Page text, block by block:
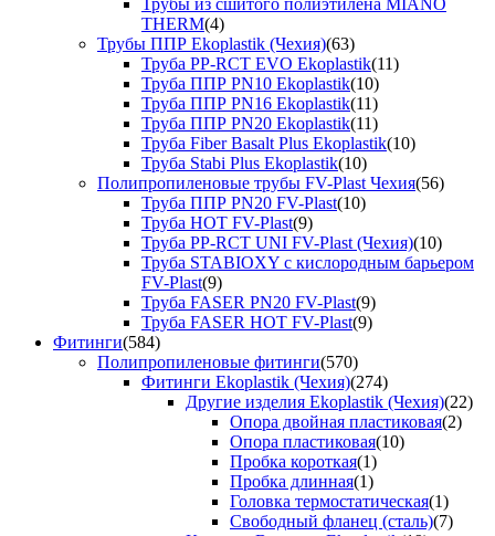
Трубы из сшитого полиэтилена MIANO
THERM(4)
Трубы ППР Ekoplastik (Чехия)(63)
Труба PP-RCT EVO Ekoplastik(11)
Труба ППР PN10 Ekoplastik(10)
Труба ППР PN16 Ekoplastik(11)
Труба ППР PN20 Ekoplastik(11)
Труба Fiber Basalt Plus Ekoplastik(10)
Труба Stabi Plus Ekoplastik(10)
Полипропиленовые трубы FV-Plast Чехия(56)
Труба ППР PN20 FV-Plast(10)
Труба HOT FV-Plast(9)
Труба PP-RCT UNI FV-Plast (Чехия)(10)
Труба STABIOXY с кислородным барьером
FV-Plast(9)
Труба FASER PN20 FV-Plast(9)
Труба FASER HOT FV-Plast(9)
Фитинги(584)
Полипропиленовые фитинги(570)
Фитинги Ekoplastik (Чехия)(274)
Другие изделия Ekoplastik (Чехия)(22)
Опора двойная пластиковая(2)
Опора пластиковая(10)
Пробка короткая(1)
Пробка длинная(1)
Головка термостатическая(1)
Свободный фланец (сталь)(7)